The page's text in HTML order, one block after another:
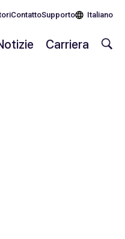
ContattoSupporto Italiano
Carriera